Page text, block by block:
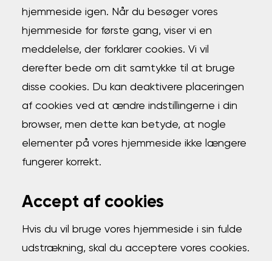
hjemmeside igen. Når du besøger vores
hjemmeside for første gang, viser vi en
meddelelse, der forklarer cookies. Vi vil
derefter bede om dit samtykke til at bruge
disse cookies. Du kan deaktivere placeringen
af cookies ved at ændre indstillingerne i din
browser, men dette kan betyde, at nogle
elementer på vores hjemmeside ikke længere
fungerer korrekt.
Accept af cookies
Hvis du vil bruge vores hjemmeside i sin fulde
udstrækning, skal du acceptere vores cookies.